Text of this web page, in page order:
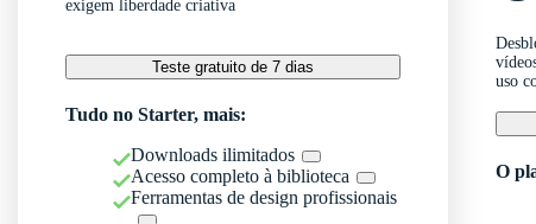
exigem liberdade criativa
Teste gratuito de 7 dias
Tudo no Starter, mais:
Downloads ilimitados
Acesso completo à biblioteca
Ferramentas de design profissionais
uso
O